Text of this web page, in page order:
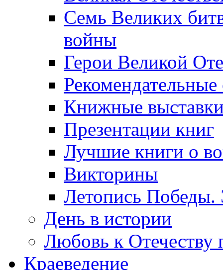
Семь Великих
войны
Герои Великой
Рекомендательные
Книжные
Презентации книг
Лучшие книги о
Викторины
Летопись Победы.
День в истории
Любовь к Отечеству
Краеведение